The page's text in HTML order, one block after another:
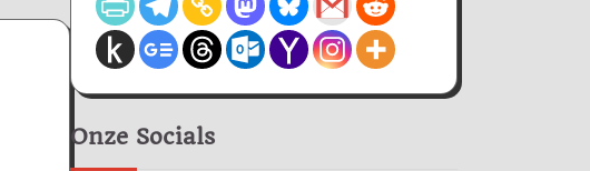
Onze Socials